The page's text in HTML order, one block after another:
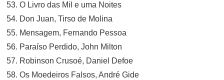
53. O Livro das Mil e uma Noites
54. Don Juan, Tirso de Molina
55. Mensagem, Fernando Pessoa
56. Paraíso Perdido, John Milton
57. Robinson Crusoé, Daniel Defoe
58. Os Moedeiros Falsos, André Gide